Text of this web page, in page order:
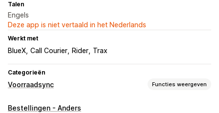
Talen
Engels
Deze app is niet vertaald in het Nederlands
Werkt met
BlueX Call Courier Rider Trax
Categorieën
Voorraadsync Functies weergeven
Synchronisatietype
Bestellingen - Anders